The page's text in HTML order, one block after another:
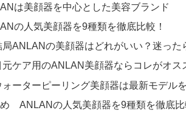
は美顔器を中心とした美容ブランド
の人気美顔器を9種類を徹底比較！
局ANLANの美顔器はどれがいい？迷った
元ケア用のANLAN美顔器ならコレがオス
ォーターピーリング美顔器は最新モデル
ANLANの人気美顔器を9種類を徹底比